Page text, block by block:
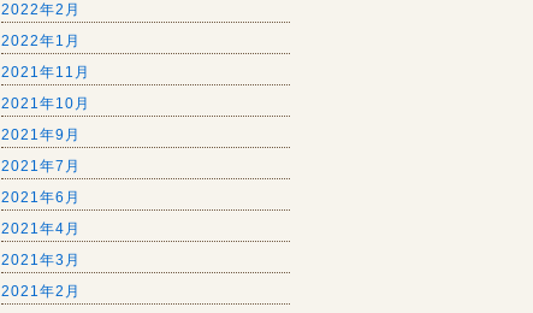
2022年2月
2022年1月
2021年11月
2021年10月
2021年9月
2021年7月
2021年6月
2021年4月
2021年3月
2021年2月